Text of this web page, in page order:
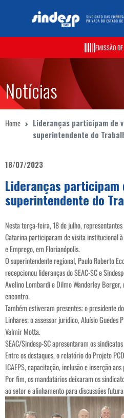
EMISSÃO
Notícias
Home
Lideranças participam de
superintendente do
18/07/2023
Lideranças participam
superintendente do
Nesta terça-feira, 18 de julho,
Catarina participaram de visita institucional
e Emprego, em Florianópolis.
O superintendente regional, Paulo Roberto
recepcionou lideranças do SEAC-SC e
Avelino Lombardi e Dilmo Wanderley
encontro.
Também estiveram presentes: o presidente
Linhares; o assessor jurídico, Aluísio Guedes
Valmir Motta.
SEAC/Sindesp-SC apresentaram os
Entre os destaques, o relatório do Projeto
ICAEPS, capacitação, inclusão e inserção
Por fim, os mandatários deixaram os
ao setor e alinhamento para discussões